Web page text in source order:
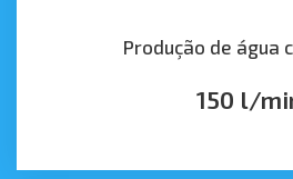
Produção de água
150 l/